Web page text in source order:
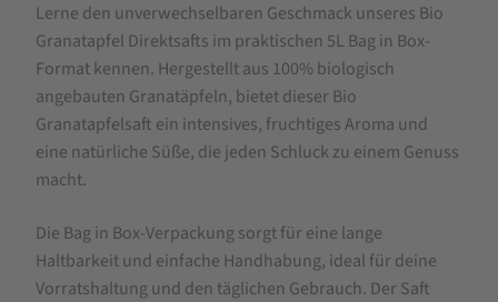
Granatapfelsaft
100%
Direktsaft
Bag-
in-
Box
5
L
Lerne den unverwechselbaren Geschmack unseres Bio
Granatapfel Direktsafts im praktischen 5L Bag in Box-
Format kennen. Hergestellt aus 100% biologisch
angebauten Granatäpfeln, bietet dieser Bio
Granatapfelsaft ein intensives, fruchtiges Aroma und
eine natürliche Süße, die jeden Schluck zu einem Genuss
macht.
Die Bag in Box-Verpackung sorgt für eine lange
Haltbarkeit und einfache Handhabung, ideal für deine
Vorratshaltung und den täglichen Gebrauch. Der Saft